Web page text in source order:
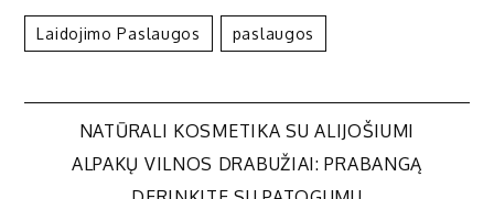
Laidojimo Paslaugos Paslaugos
Navigacija
NATŪRALI KOSMETIKA SU ALIJOŠIUMI
ALPAKŲ VILNOS DRABUŽIAI: PRABANGĄ